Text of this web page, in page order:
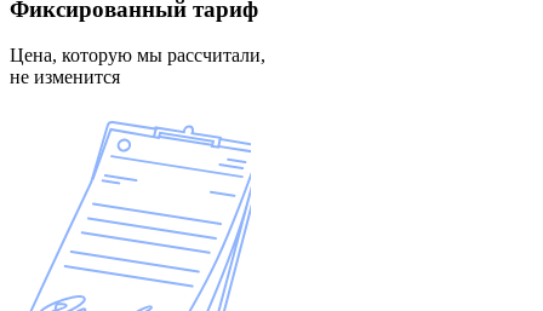
Фиксированный тариф
Цена, которую мы рассчитали,
не изменится